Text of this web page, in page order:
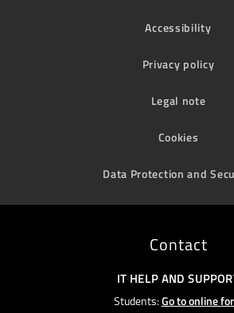
Accessibility
Privacy policy
Legal note
Cookies
Data Protection and
Contact
IT HELP AND
Students:Go to online